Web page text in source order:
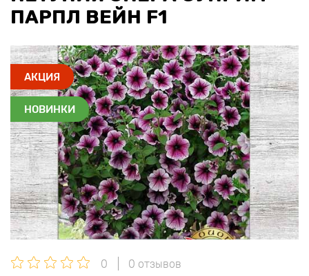
ПАРПЛ ВЕЙН F1
АКЦИЯ
НОВИНКИ
0 0 отзывов